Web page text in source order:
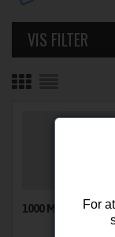
1000 ML. - 3 MG.
For